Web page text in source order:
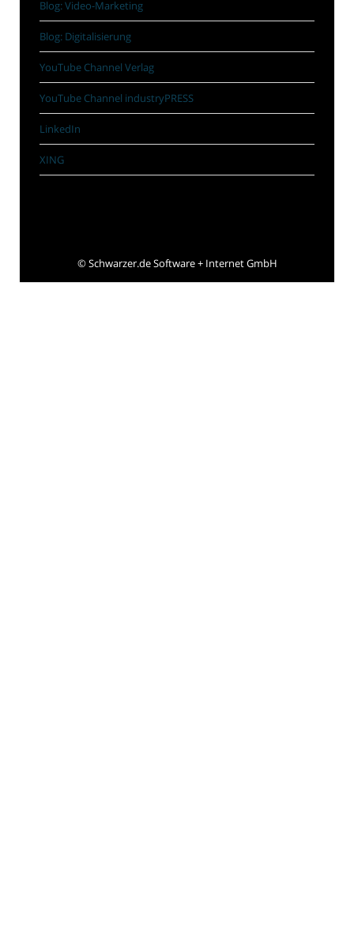
Blog: Video-Marketing
Blog: Digitalisierung
YouTube Channel Verlag
YouTube Channel industryPRESS
LinkedIn
XING
©Schwarzer.de Software + Internet GmbH